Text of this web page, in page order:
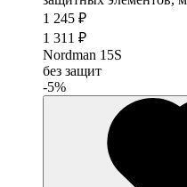
1 245 ₽
1 311 ₽
Nordman 15S
без защит
-5%